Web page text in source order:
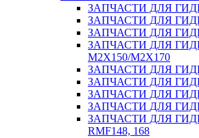
ЗАПЧАСТИ ДЛЯ
ЗАПЧАСТИ ДЛЯ
ЗАПЧАСТИ ДЛЯ
ЗАПЧАСТИ ДЛЯ
M2X150/M2X170
ЗАПЧАСТИ ДЛЯ
ЗАПЧАСТИ ДЛЯ
ЗАПЧАСТИ ДЛЯ
ЗАПЧАСТИ ДЛЯ
ЗАПЧАСТИ ДЛЯ
RMF148, 168